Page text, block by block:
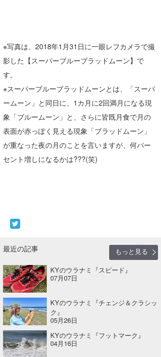
※写真は、2018年1月31日に一眼レフカメラで撮
影した【スーパーブルーブラッドムーン】で
す。
※スーパーブルーブラッドムーンとは、「スーパ
ームーン」と同日に、1カ月に2回満月になる現
象「ブルームーン」と、さらに皆既月食で月の
表面が赤っぽく見える現象「ブラッドムーン」
が重なった夜の月のことを言いますが、何パー
セント増しになるかは???(笑)
最近の記事
もっと見る
KYのウラナミ『スピード』
07月07日
KYのウラナミ『チェンジ＆クラシッ
ク』
05月26日
KYのウラナミ『フットマーク』
04月16日